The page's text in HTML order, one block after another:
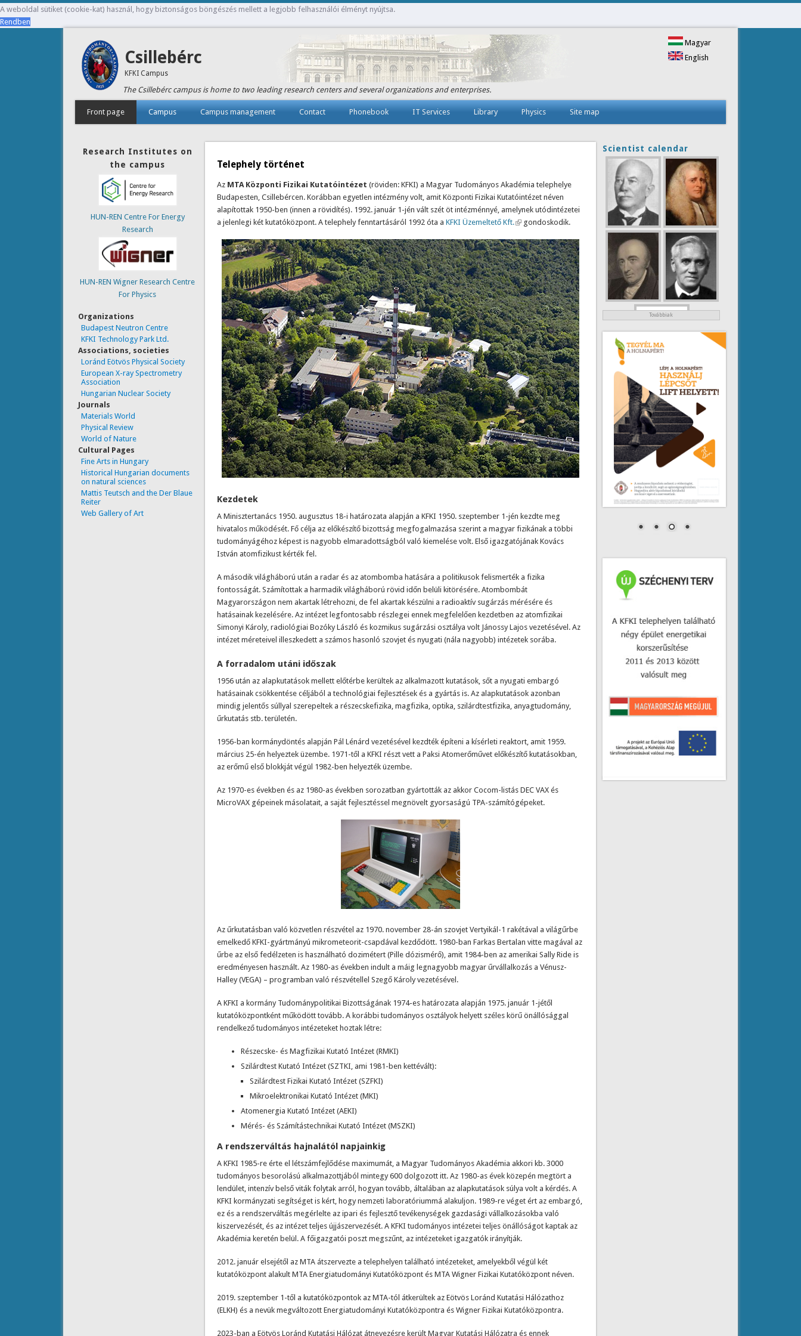
A weboldal sütiket (cookie-kat) használ, hogy biztonságos böngészés mellett a legjobb felhasználói élményt nyújtsa.
Rendben
Csillebérc
KFKI Campus
The Csillebérc campus is home to two leading research centers and several organizations and enterprises.
Magyar
English
Front page Campus Campus management Contact Phonebook IT Services Library Physics Site map
Telephely történet
Az MTA Központi Fizikai Kutatóintézet(röviden: KFKI) a Magyar Tudományos Akadémia telephelye
Budapesten, Csillebércen. Korábban egyetlen intézmény volt, amit Központi Fizikai Kutatóintézet néven
alapítottak 1950-ben (innen a rövidítés). 1992. január 1-jén vált szét öt intézménnyé, amelynek utódintézetei
a jelenlegi két kutatóközpont. A telephely fenntartásáról 1992 óta aKFKI Üzemeltető Kft.(link is external)
gondoskodik.
Kezdetek
A Minisztertanács 1950. augusztus 18-i határozata alapján a KFKI 1950. szeptember 1-jén kezdte meg
hivatalos működését. Fő célja az előkészítő bizottság megfogalmazása szerint a magyar fizikának a többi
tudományágéhoz képest is nagyobb elmaradottságból való kiemelése volt. Első igazgatójának Kovács
István atomfizikust kérték fel.
A második világháború után a radar és az atombomba hatására a politikusok felismerték a fizika
fontosságát. Számítottak a harmadik világháború rövid időn belüli kitörésére. Atombombát
Magyarországon nem akartak létrehozni, de fel akartak készülni a radioaktív sugárzás mérésére és
hatásainak kezelésére. Az intézet legfontosabb részlegei ennek megfelelően kezdetben az atomfizikai
Simonyi Károly, radiológiai Bozóky László és kozmikus sugárzási osztálya volt Jánossy Lajos vezetésével. Az
intézet méreteivel illeszkedett a számos hasonló szovjet és nyugati (nála nagyobb) intézetek sorába.
A forradalom utáni időszak
1956 után az alapkutatások mellett előtérbe kerültek az alkalmazott kutatások, sőt a nyugati embargó
hatásainak csökkentése céljából a technológiai fejlesztések és a gyártás is. Az alapkutatások azonban
mindig jelentős súllyal szerepeltek a részecskefizika, magfizika, optika, szilárdtestfizika, anyagtudomány,
űrkutatás stb. területén.
1956-ban kormánydöntés alapján Pál Lénárd vezetésével kezdték építeni a kísérleti reaktort, amit 1959.
március 25-én helyeztek üzembe. 1971-től a KFKI részt vett a Paksi Atomerőművet előkészítő kutatásokban,
az erőmű első blokkját végül 1982-ben helyezték üzembe.
Az 1970-es években és az 1980-as években sorozatban gyártották az akkor Cocom-listás DEC VAX és
MicroVAX gépeinek másolatait, a saját fejlesztéssel megnövelt gyorsaságú TPA-számítógépeket.
Az űrkutatásban való közvetlen részvétel az 1970. november 28-án szovjet Vertyikál-1 rakétával a világűrbe
emelkedő KFKI-gyártmányú mikrometeorit-csapdával kezdődött. 1980-ban Farkas Bertalan vitte magával az
űrbe az első fedélzeten is használható dozimétert (Pille dózismérő), amit 1984-ben az amerikai Sally Ride is
eredményesen használt. Az 1980-as években indult a máig legnagyobb magyar űrvállalkozás a Vénusz-
Halley (VEGA) – programban való részvétellel Szegő Károly vezetésével.
A KFKI a kormány Tudománypolitikai Bizottságának 1974-es határozata alapján 1975. január 1-jétől
kutatóközpontként működött tovább. A korábbi tudományos osztályok helyett széles körű önállósággal
rendelkező tudományos intézeteket hoztak létre:
Részecske- és Magfizikai Kutató Intézet (RMKI)
Szilárdtest Kutató Intézet (SZTKI, ami 1981-ben kettévált):
Szilárdtest Fizikai Kutató Intézet (SZFKI)
Mikroelektronikai Kutató Intézet (MKI)
Atomenergia Kutató Intézet (AEKI)
Mérés- és Számítástechnikai Kutató Intézet (MSZKI)
A rendszerváltás hajnalától napjainkig
A KFKI 1985-re érte el létszámfejlődése maximumát, a Magyar Tudományos Akadémia akkori kb. 3000
tudományos besorolású alkalmazottjából mintegy 600 dolgozott itt. Az 1980-as évek közepén megtört a
lendület, intenzív belső viták folytak arról, hogyan tovább, általában az alapkutatások súlya volt a kérdés. A
KFKI kormányzati segítséget is kért, hogy nemzeti laboratóriummá alakuljon. 1989-re véget ért az embargó,
ez és a rendszerváltás megérlelte az ipari és fejlesztő tevékenységek gazdasági vállalkozásokba való
kiszervezését, és az intézet teljes újjászervezését. A KFKI tudományos intézetei teljes önállóságot kaptak az
Akadémia keretén belül. A főigazgatói poszt megszűnt, az intézeteket igazgatók irányítják.
2012. január elsejétől az MTA átszervezte a telephelyen található intézeteket, amelyekből végül két
kutatóközpont alakult MTA Energiatudományi Kutatóközpont és MTA Wigner Fizikai Kutatóközpont néven.
2019. szeptember 1-től a kutatóközpontok az MTA-tól átkerültek az Eötvös Loránd Kutatási Hálózathoz
(ELKH) és a nevük megváltozott Energiatudományi Kutatóközpontra és Wigner Fizikai Kutatóközpontra.
2023-ban a Eötvös Loránd Kutatási Hálózat átnevezésre került Magyar Kutatási Hálózatra és ennek
Research Institutes on
the campus
HUN-REN Centre For Energy
Research
HUN-REN Wigner Research Centre
For Physics
Organizations
Budapest Neutron Centre
KFKI Technology Park Ltd.
Associations, societies
Loránd Eötvös Physical Society
European X-ray Spectrometry
Association
Hungarian Nuclear Society
Journals
Materials World
Physical Review
World of Nature
Cultural Pages
Fine Arts in Hungary
Historical Hungarian documents
on natural sciences
Mattis Teutsch and the Der Blaue
Reiter
Web Gallery of Art
Scientist calendar
Továbbiak